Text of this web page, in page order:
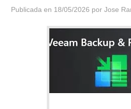
Publicada en 18/05/2026 porJose